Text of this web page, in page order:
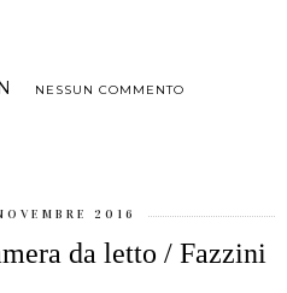
NESSUN COMMENTO
2016
da letto / Fazzini